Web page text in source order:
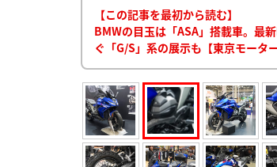
【この記事を最初から読む】
BMWの目玉は「ASA」搭載車。最
ぐ「G/S」系の展示も【東京モータ